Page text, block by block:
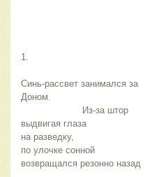
1.
Синь-рассвет занимался за
Доном.
выдвигая глаза
на разведку,
по улочке сонной
возвращался резонно назад